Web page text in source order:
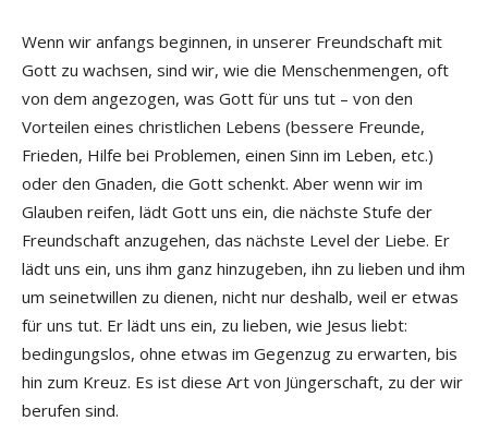
Wenn wir anfangs beginnen, in unserer Freundschaft mit
Gott zu wachsen, sind wir, wie die Menschenmengen, oft
von dem angezogen, was Gott für uns tut – von den
Vorteilen eines christlichen Lebens (bessere Freunde,
Frieden, Hilfe bei Problemen, einen Sinn im Leben, etc.)
oder den Gnaden, die Gott schenkt. Aber wenn wir im
Glauben reifen, lädt Gott uns ein, die nächste Stufe der
Freundschaft anzugehen, das nächste Level der Liebe. Er
lädt uns ein, uns ihm ganz hinzugeben, ihn zu lieben und ihm
um seinetwillen zu dienen, nicht nur deshalb, weil er etwas
für uns tut. Er lädt uns ein, zu lieben, wie Jesus liebt:
bedingungslos, ohne etwas im Gegenzug zu erwarten, bis
hin zum Kreuz. Es ist diese Art von Jüngerschaft, zu der wir
berufen sind.